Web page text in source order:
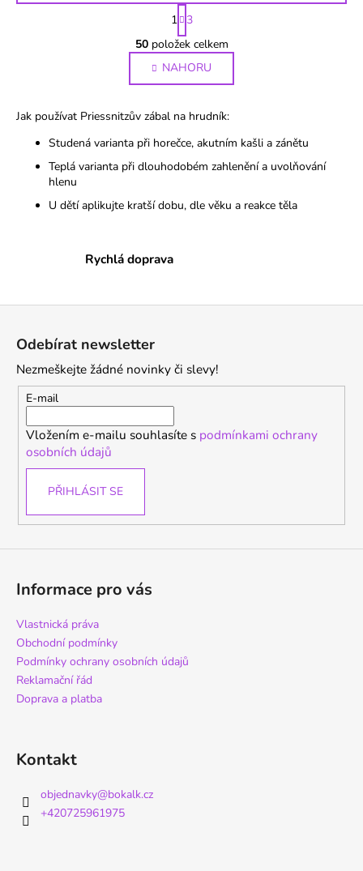
O
v
l
á
d
a
c
í
v
p
S
t
r
á
n
k
v
á
n
í
1
3
50položek celkem
NAHORU
Jak používat Priessnitzův zábal na hrudník:
Studená varianta při horečce, akutním kašli a zánětu
Teplá varianta při dlouhodobém zahlenění a uvolňování
hlenu
U dětí aplikujte kratší dobu, dle věku a reakce těla
Rychlá doprava
Odebírat newsletter
Nezmeškejte žádné novinky či slevy!
E-mail
Vložením e-mailu souhlasíte s podmínkami ochrany
osobních údajů
PŘIHLÁSIT SE
Informace pro vás
Vlastnická práva
Obchodní podmínky
Podmínky ochrany osobních údajů
Reklamační řád
Doprava a platba
Kontakt
objednavky@bokalk.cz
+420725961975